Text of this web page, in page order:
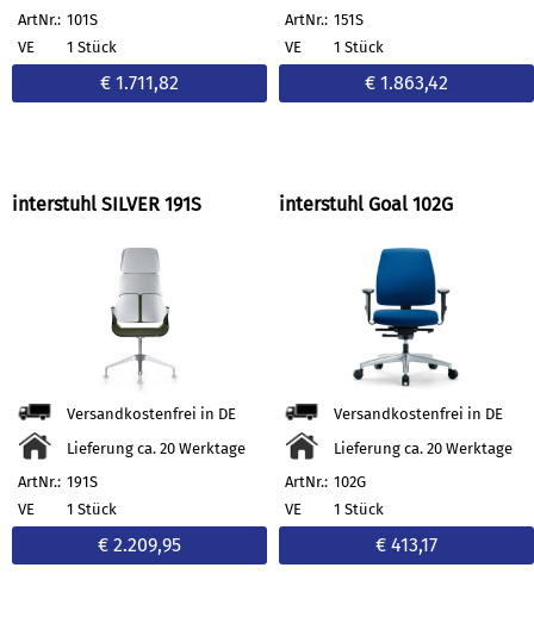
ArtNr.: 101S
VE
1 Stück
€ 1.711,82
ArtNr.: 151S
VE
1 Stück
€ 1.863,42
interstuhl SILVER 191S
Versandkostenfrei in DE
Lieferung ca. 20 Werktage
ArtNr.: 191S
VE
1 Stück
€ 2.209,95
interstuhl Goal 102G
Versandkostenfrei in DE
Lieferung ca. 20 Werktage
ArtNr.: 102G
VE
1 Stück
€ 413,17